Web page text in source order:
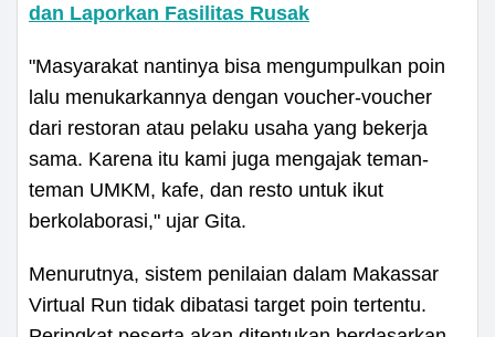
dan Laporkan Fasilitas Rusak
"Masyarakat nantinya bisa mengumpulkan poin
lalu menukarkannya dengan voucher-voucher
dari restoran atau pelaku usaha yang bekerja
sama. Karena itu kami juga mengajak teman-
teman UMKM, kafe, dan resto untuk ikut
berkolaborasi," ujar Gita.
Menurutnya, sistem penilaian dalam Makassar
Virtual Run tidak dibatasi target poin tertentu.